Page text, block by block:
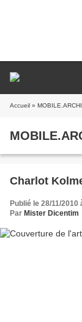
Accueil »
Charlot
Publié le 28/11/2010
Par Mister Dicentim